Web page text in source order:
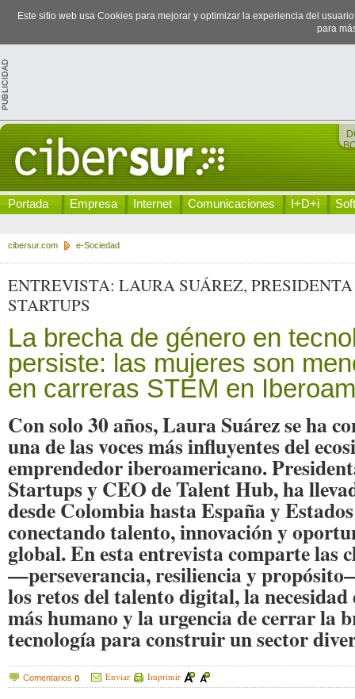
Este sitio web usa Cookies para mejorar y optimizar la experiencia del
para
Portada Empresa Internet Comunicaciones I+D+i
cibersur.com e-Sociedad
ENTREVISTA: LAURA SUÁREZ,
STARTUPS
La brecha de género en
persiste: las mujeres son
en carreras STEM en
Con solo 30 años, Laura Suárez se ha
una de las voces más influyentes del
emprendedor iberoamericano.
Startups y CEO de Talent Hub, ha
desde Colombia hasta España y
conectando talento, innovación y
global. En esta entrevista comparte las
—perseverancia, resiliencia y
los retos del talento digital, la
más humano y la urgencia de cerrar la
tecnología para construir un sector
Comentarios 0 Enviar Imprimir